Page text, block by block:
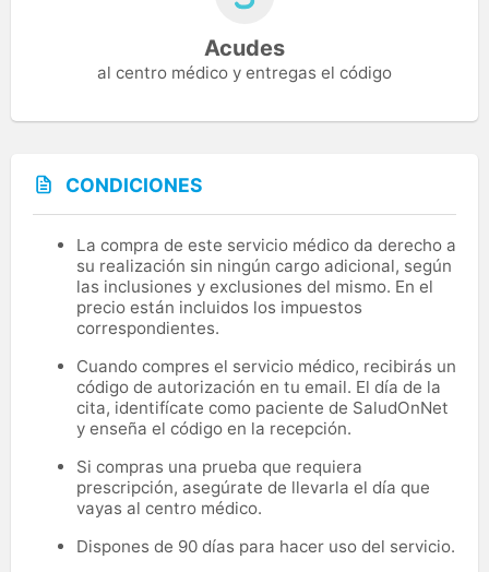
Acudes
al centro médico y entregas el código
CONDICIONES
La compra de este servicio médico da derecho a
su realización sin ningún cargo adicional, según
las inclusiones y exclusiones del mismo. En el
precio están incluidos los impuestos
correspondientes.
Cuando compres el servicio médico, recibirás un
código de autorización en tu email. El día de la
cita, identifícate como paciente de SaludOnNet
y enseña el código en la recepción.
Si compras una prueba que requiera
prescripción, asegúrate de llevarla el día que
vayas al centro médico.
Dispones de 90 días para hacer uso del servicio.